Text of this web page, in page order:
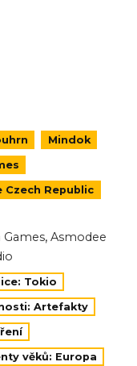
Mindok
Czech Republic
Games, Asmodee
Tokio
Artefakty
věků: Europa